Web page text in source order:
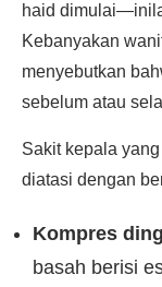
haid
Kebanyakan
menyebutkan
sebelum atau
Sakit kepala
diatasi dengan
Kompres
basah berisi